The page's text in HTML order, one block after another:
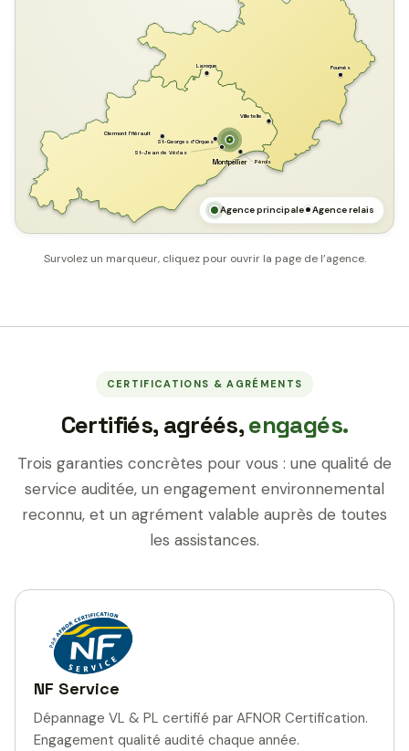
Montpellier Pérols
Laroque Fournès
Villetelle
St-Georges d'Orques
Clermont l'Hérault
St-Jean de Védas
Agence principale Agence relais
Survolez un marqueur, cliquez pour ouvrir la page de l’agence.
CERTIFICATIONS & AGRÉMENTS
Certifiés, agréés,engagés.
Trois garanties concrètes pour vous : une qualité de
service auditée, un engagement environnemental
reconnu, et un agrément valable auprès de toutes
les assistances.
NF Service
Dépannage VL & PL certifié par AFNOR Certification.
Engagement qualité audité chaque année.